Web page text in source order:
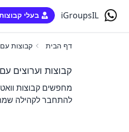
iGroupsIL בעלי
דף הבית קבוצות
קבוצות וערוצים
מחפשים קבוצות
להתחבר לקהילה